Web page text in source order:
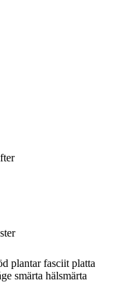
plantar fasciit platta
smärta hälsmärta